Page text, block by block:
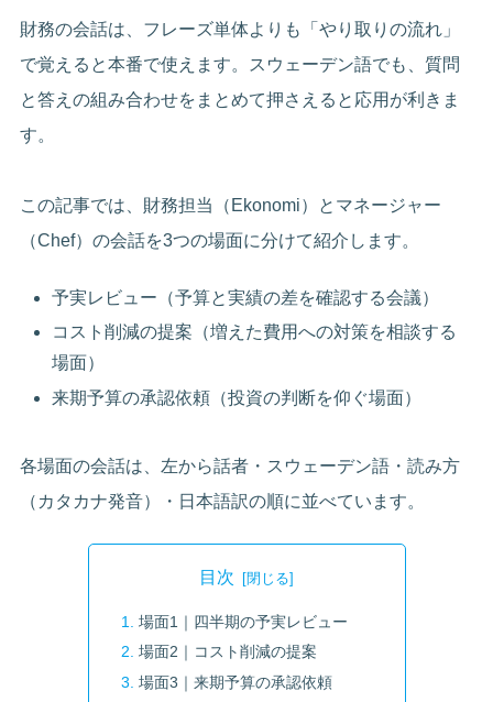
財務の会話は、フレーズ単体よりも「やり取りの流れ」
で覚えると本番で使えます。スウェーデン語でも、質問
と答えの組み合わせをまとめて押さえると応用が利きま
す。
この記事では、財務担当（Ekonomi）とマネージャー
（Chef）の会話を3つの場面に分けて紹介します。
予実レビュー（予算と実績の差を確認する会議）
コスト削減の提案（増えた費用への対策を相談する
場面）
来期予算の承認依頼（投資の判断を仰ぐ場面）
各場面の会話は、左から話者・スウェーデン語・読み方
（カタカナ発音）・日本語訳の順に並べています。
目次
場面1｜四半期の予実レビュー
場面2｜コスト削減の提案
場面3｜来期予算の承認依頼